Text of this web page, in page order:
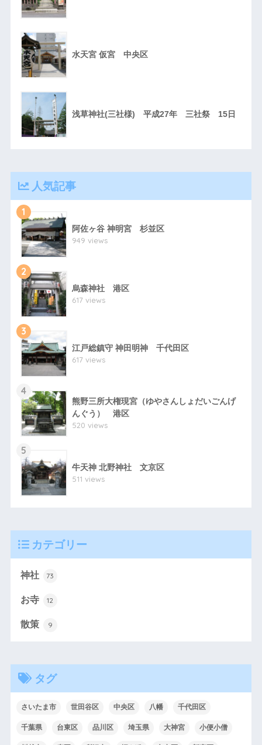
水天宮 仮宮 中央区
浅草神社(三社様) 平成27年 三社祭 15日
人気記事
1
阿佐ヶ谷 神明宮 杉並区
949 views
2
烏森神社 港区
617 views
3
江戸総鎮守 神田明神 千代田区
617 views
4
熊野三所大権現宮（ゆやさんしょだいごんげ
んぐう） 港区
520 views
5
牛天神 北野神社 文京区
511 views
カテゴリー
神社 73
お寺 12
散策 9
タグ
さいたま市 世田谷区 中央区 八幡 千代田区
千葉県 台東区 品川区 埼玉県 大神宮 小便小僧